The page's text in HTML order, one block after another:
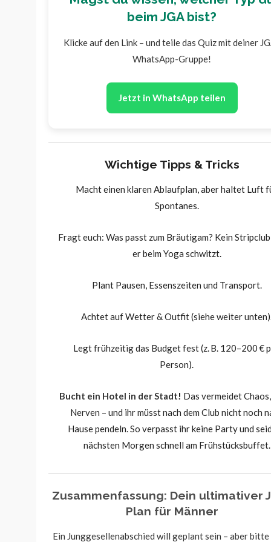
beim JGA bist?
Klicke auf den Link – und teile das Quiz mit deiner
WhatsApp-Gruppe!
Jetzt in WhatsApp teilen
Wichtige Tipps & Tricks
Macht einen klaren Ablaufplan, aber haltet Luft
Spontanes.
Fragt euch: Was passt zum Bräutigam? Kein
er beim Yoga schwitzt.
Plant Pausen, Essenszeiten und Transport.
Achtet auf Wetter & Outfit (siehe weiter
Legt frühzeitig das Budget fest (z. B. 120–200 €
Person).
Bucht ein Hotel in der Stadt! Das vermeidet
Nerven – und ihr müsst nach dem Club nicht noch
Hause pendeln. So verpasst ihr keine Party und
nächsten Morgen schnell am Frühstücksbuffet.
Zusammenfassung: Dein ultimativer
Plan für Männer
Ein Junggesellenabschied will geplant sein – aber bitte